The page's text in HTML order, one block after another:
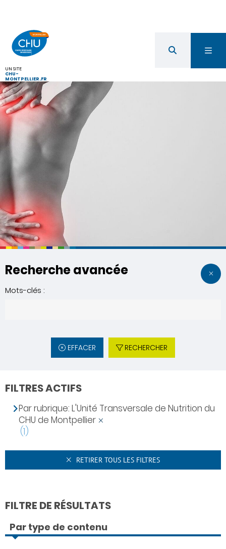
UN SITE
CHU-
MONTPELLIER.FR
Recherche avancée
Mots-clés :
EFFACER RECHERCHER
FILTRES ACTIFS
Par rubrique: L'Unité Transversale de Nutrition du
CHU de Montpellier
(1)
RETIRER TOUS LES FILTRES
FILTRE DE RÉSULTATS
Par type de contenu